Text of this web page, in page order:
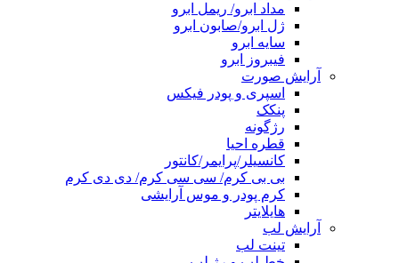
مداد ابرو/ ریمل ابرو
ژل ابرو/صابون ابرو
سایه ابرو
فیبروز ابرو
آرایش صورت
اسپری و پودر فیکس
پنکک
رژگونه
قطره احیا
کانسیلر/پرایمر/کانتور
بی بی کرم/ سی سی کرم/ دی دی کرم
کرم پودر و موس آرایشی
هایلایتر
آرایش لب
تینت لب